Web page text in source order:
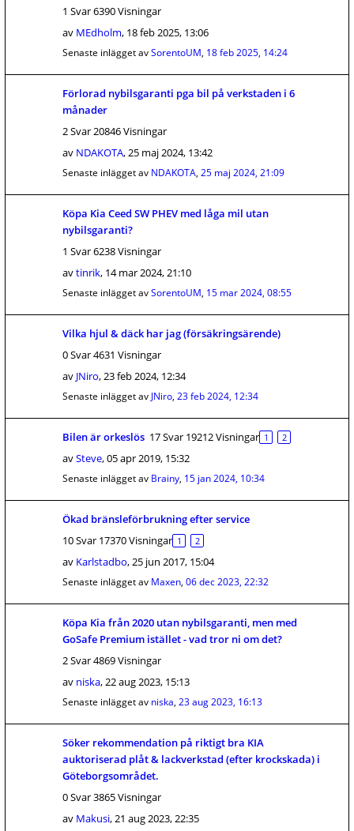
1 Svar 6390 Visningar
av MEdholm, 18 feb 2025, 13:06
Senaste inlägget avSorentoUM, 18 feb 2025, 14:24
Förlorad nybilsgaranti pga bil på verkstaden i 6
månader
2 Svar 20846 Visningar
av NDAKOTA,25 maj 2024, 13:42
Senaste inlägget av NDAKOTA, 25 maj 2024, 21:09
Köpa Kia Ceed SW PHEV med låga mil utan
nybilsgaranti?
1 Svar 6238 Visningar
avtinrik, 14 mar 2024, 21:10
Senaste inlägget avSorentoUM, 15 mar 2024, 08:55
Vilka hjul & däck har jag (försäkringsärende)
0 Svar 4631 Visningar
av JNiro,23 feb 2024, 12:34
Senaste inlägget av JNiro, 23 feb 2024, 12:34
Bilen är orkeslös 17 Svar 19212 Visningar 1 2
avSteve,05 apr 2019, 15:32
Senaste inlägget av Brainy, 15 jan 2024, 10:34
Ökad bränsleförbrukning efter service
10 Svar 17370 Visningar 1 2
av Karlstadbo,25 jun 2017, 15:04
Senaste inlägget av Maxen, 06 dec 2023, 22:32
Köpa Kia från 2020 utan nybilsgaranti, men med
GoSafe Premium istället - vad tror ni om det?
2 Svar 4869 Visningar
av niska,22 aug 2023, 15:13
Senaste inlägget av niska, 23 aug 2023, 16:13
Söker rekommendation på riktigt bra KIA
auktoriserad plåt & lackverkstad (efter krockskada) i
Göteborgsområdet.
0 Svar 3865 Visningar
av Makusi,21 aug 2023, 22:35